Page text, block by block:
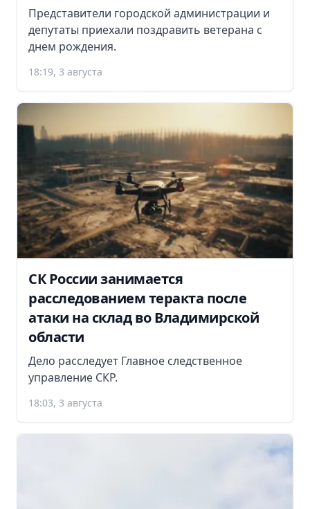
Представители городской администрации и
депутаты приехали поздравить ветерана с
днем рождения.
18:19, 3 августа
СК России занимается
расследованием теракта после
атаки на склад во Владимирской
области
Дело расследует Главное следственное
управление СКР.
18:03, 3 августа